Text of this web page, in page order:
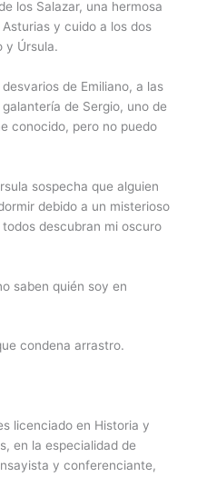
los Salazar, una hermosa
y cuido a los dos
y Úrsula.
de Emiliano, a las
de Sergio, uno de
conocido, pero no puedo
sospecha que alguien
debido a un misterioso
descubran mi oscuro
saben quién soy en
condena arrastro.
licenciado en Historia y
en la especialidad de
y conferenciante,